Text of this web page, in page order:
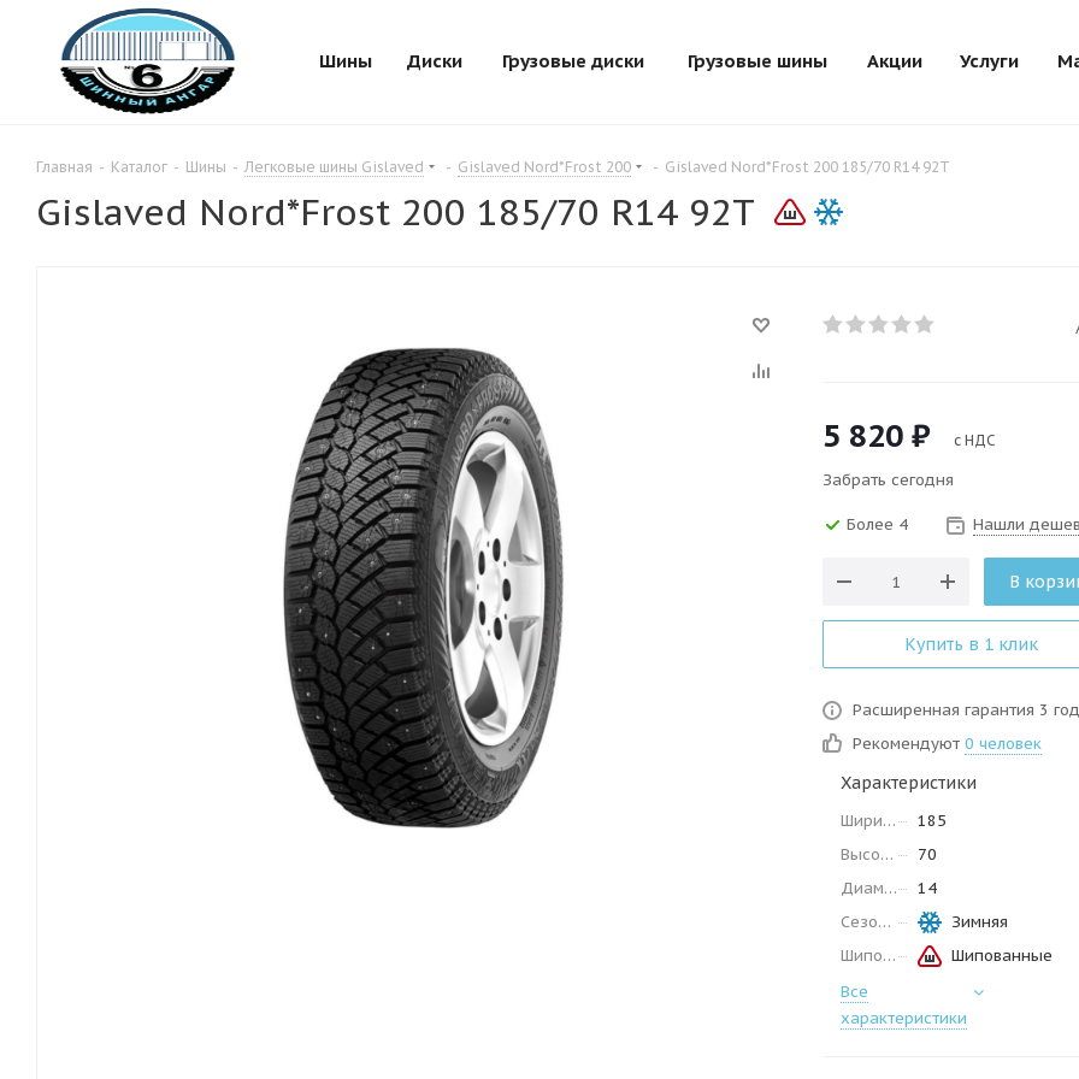
Шины Диски Грузовые диски Грузовые шины Акции Услуги
Главная - Каталог - Шины - Легковые шины Gislaved - Gislaved Nord*Frost 200 - Gislaved Nord*Frost 200 185/70 R14 92T
Gislaved Nord*Frost 200 185/70 R14 92T
5 820 ₽ с НДС
Забрать сегодня
Более 4 Нашли
В
Купить в 1 клик
Расширенная гарантия 3
Рекомендуют 0 человек
Характеристики
Ширина
185
Высота
70
Диаметр
14
Сезон
Зимняя
Шипованные
Шипованные
Все
характеристики